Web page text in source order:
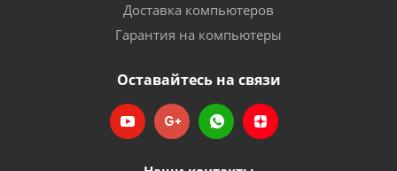
Доставка компьютеров
Гарантия на компьютеры
Оставайтесь на связи